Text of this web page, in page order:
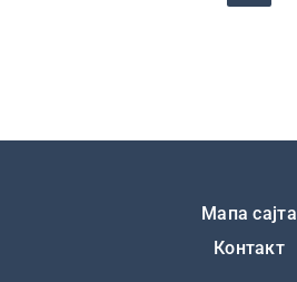
Мапа сајта
Контакт